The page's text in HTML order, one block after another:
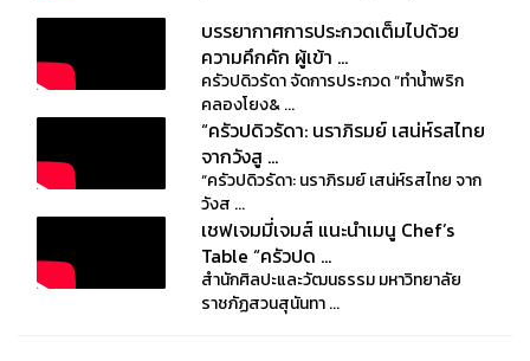
บรรยากาศการประกวดเต็มไปด้วย
ความคึกคัก ผู้เข้า ...
ครัวปดิวรัดา จัดการประกวด “ทำน้ำพริก
คลองโยง& ...
“ครัวปดิวรัดา: นราภิรมย์ เสน่ห์รสไทย
จากวังสู ...
“ครัวปดิวรัดา: นราภิรมย์ เสน่ห์รสไทย จาก
วังส ...
เชฟเจมมี่เจมส์ แนะนำเมนู Chef’s
Table “ครัวปด ...
สำนักศิลปะและวัฒนธรรม มหาวิทยาลัย
ราชภัฏสวนสุนันทา ...